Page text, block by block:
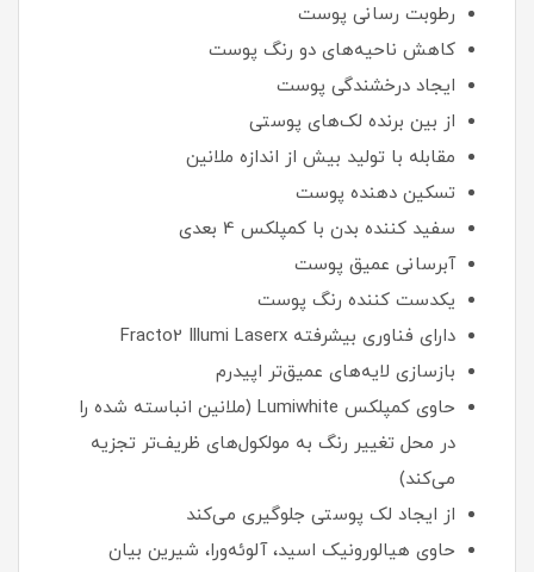
رطوبت رسانی پوست
کاهش ناحیه‌های دو رنگ پوست
ایجاد درخشندگی پوست
از بین برنده لک‌های پوستی
مقابله با تولید بیش از اندازه ملانین
تسکین دهنده پوست
سفید کننده بدن با کمپلکس 4 بعدی
آبرسانی عمیق پوست
یکدست کننده رنگ پوست
دارای فناوری بیشرفته Fracto2 Illumi Laserx
بازسازی لایه‌های عمیق‌تر اپیدرم
حاوی کمپلکس Lumiwhite (ملانین انباسته شده را
در محل تغییر رنگ به مولکول‌های ظریف‌تر تجزیه
می‌کند)
از ایجاد لک پوستی جلوگیری می‌کند
حاوی هیالورونیک اسید، آلوئه‌ورا، شیرین بیان